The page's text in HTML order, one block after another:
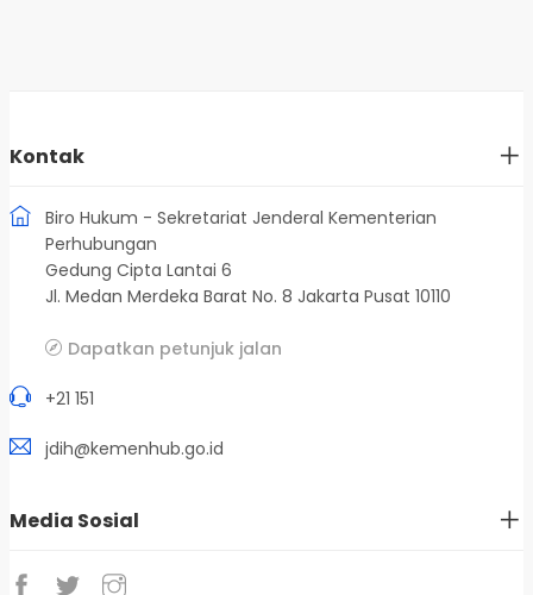
Kontak
Biro Hukum - Sekretariat Jenderal Kementerian
Perhubungan
Gedung Cipta Lantai 6
Jl. Medan Merdeka Barat No. 8 Jakarta Pusat 10110
Dapatkan petunjuk jalan
+21 151
jdih@kemenhub.go.id
Media Sosial